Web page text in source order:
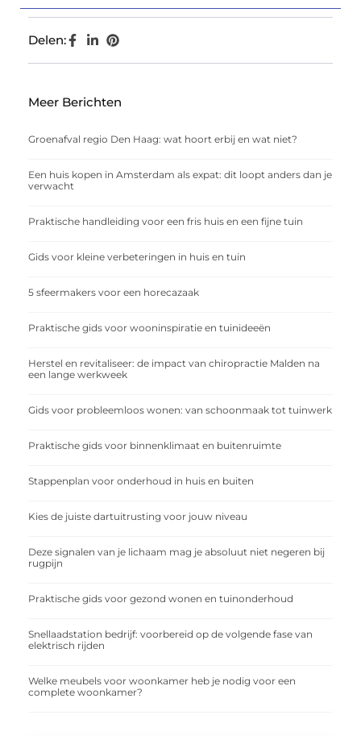
Delen:
Meer Berichten
Groenafval regio Den Haag: wat hoort erbij en wat niet?
Een huis kopen in Amsterdam als expat: dit loopt anders dan je
verwacht
Praktische handleiding voor een fris huis en een fijne tuin
Gids voor kleine verbeteringen in huis en tuin
5 sfeermakers voor een horecazaak
Praktische gids voor wooninspiratie en tuinideeën
Herstel en revitaliseer: de impact van chiropractie Malden na
een lange werkweek
Gids voor probleemloos wonen: van schoonmaak tot tuinwerk
Praktische gids voor binnenklimaat en buitenruimte
Stappenplan voor onderhoud in huis en buiten
Kies de juiste dartuitrusting voor jouw niveau
Deze signalen van je lichaam mag je absoluut niet negeren bij
rugpijn
Praktische gids voor gezond wonen en tuinonderhoud
Snellaadstation bedrijf: voorbereid op de volgende fase van
elektrisch rijden
Welke meubels voor woonkamer heb je nodig voor een
complete woonkamer?